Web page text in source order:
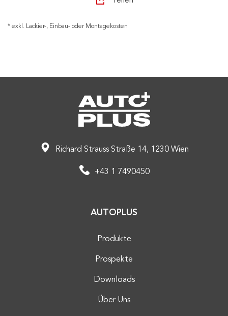
* exkl. Lackier-, Einbau- oder Montagekosten
Richard Strauss Straße 14, 1230 Wien
+43 1 7490450
AUTOPLUS
Produkte
Prospekte
Downloads
Über Uns